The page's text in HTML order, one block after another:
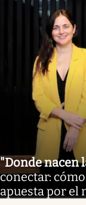
"Donde nacen
conectar:
apuesta por el